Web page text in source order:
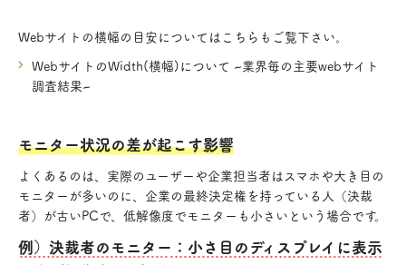
Webサイトの横幅の目安についてはこちらもご覧下さい。
WebサイトのWidth(横幅)について ~業界毎の主要webサイト
調査結果~
モニター状況の差が起こす影響
よくあるのは、実際のユーザーや企業担当者はスマホや大き目の
モニターが多いのに、企業の最終決定権を持っている人（決裁
者）が古いPCで、低解像度でモニターも小さいという場合です。
例）決裁者のモニター：小さ目のディスプレイに表示